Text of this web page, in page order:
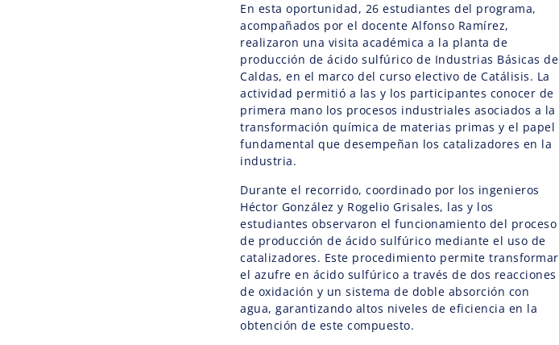
En esta oportunidad, 26 estudiantes del programa,
acompañados por el docente Alfonso Ramírez,
realizaron una visita académica a la planta de
producción de ácido sulfúrico de Industrias Básicas de
Caldas, en el marco del curso electivo de Catálisis. La
actividad permitió a las y los participantes conocer de
primera mano los procesos industriales asociados a la
transformación química de materias primas y el papel
fundamental que desempeñan los catalizadores en la
industria.
Durante el recorrido, coordinado por los ingenieros
Héctor González y Rogelio Grisales, las y los
estudiantes observaron el funcionamiento del proceso
de producción de ácido sulfúrico mediante el uso de
catalizadores. Este procedimiento permite transformar
el azufre en ácido sulfúrico a través de dos reacciones
de oxidación y un sistema de doble absorción con
agua, garantizando altos niveles de eficiencia en la
obtención de este compuesto.